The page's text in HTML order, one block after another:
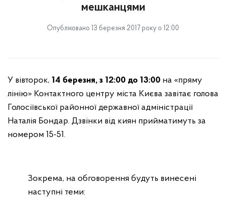
мешканцями
Опубліковано 13 березня 2017 року о 12:00
У вівторок, 14 березня, з 12:00 до 13:00 на «пряму
лінію» Контактного центру міста Києва завітає голова
Голосіївської районної державної адміністрації
Наталія Бондар. Дзвінки від киян прийматимуть за
номером 15-51.
Зокрема, на обговорення будуть винесені
наступні теми: